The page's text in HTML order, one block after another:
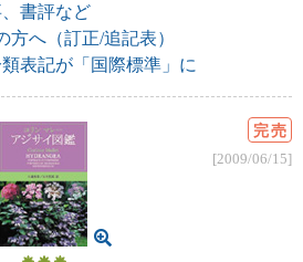
書評など
方へ（訂正/追記表）
類表記が「国際標準」に
完売
[2009/06/15]